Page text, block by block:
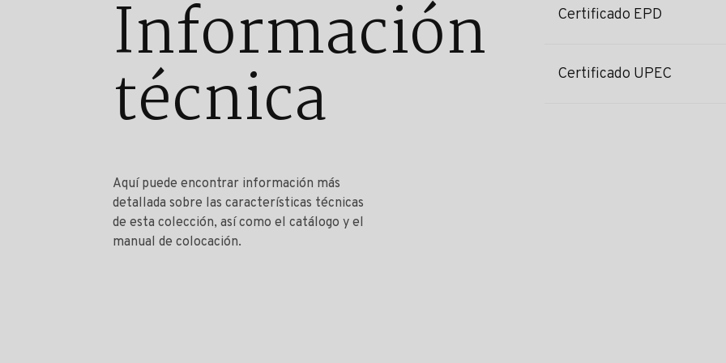
Información
técnica
Aquí puede encontrar información más
detallada sobre las características técnicas
de esta colección, así como el catálogo y el
manual de colocación.
Certificado EPD
Certificado UPEC